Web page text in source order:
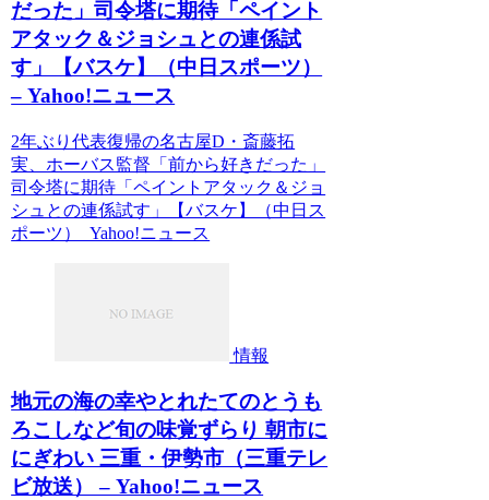
だった」司令塔に期待「ペイント
アタック＆ジョシュとの連係試
す」【バスケ】（中日スポーツ）
– Yahoo!ニュース
2年ぶり代表復帰の名古屋D・斎藤拓
実、ホーバス監督「前から好きだった」
司令塔に期待「ペイントアタック＆ジョ
シュとの連係試す」【バスケ】（中日ス
ポーツ） Yahoo!ニュース
情報
地元の海の幸やとれたてのとうも
ろこしなど旬の味覚ずらり 朝市に
にぎわい 三重・伊勢市（三重テレ
ビ放送） – Yahoo!ニュース